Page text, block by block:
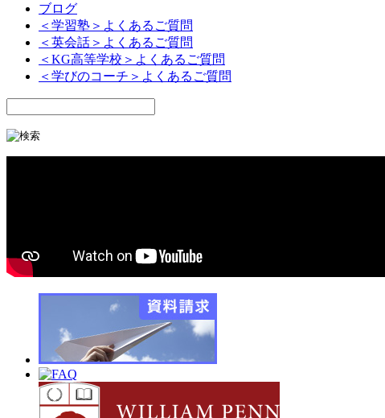
ブログ
＜学習塾＞よくあるご質問
＜英会話＞よくあるご質問
＜KG高等学校＞よくあるご質問
＜学びのコーチ＞よくあるご質問